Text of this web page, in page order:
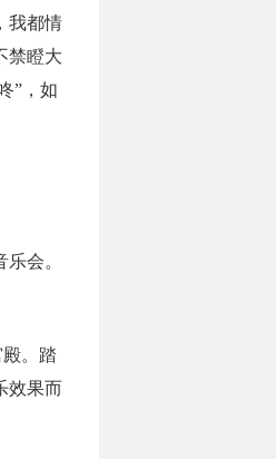
我都情
禁瞪大
”，如
会。
。踏
效果而